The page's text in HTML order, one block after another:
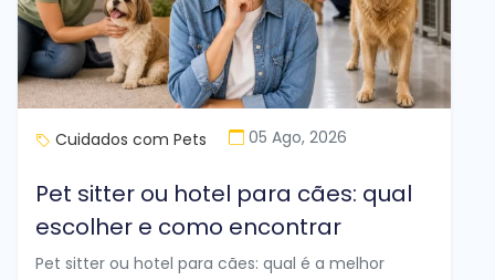
Cuidados com Pets 05 Ago, 2026
Pet sitter ou hotel para cães: qual
escolher e como encontrar
Pet sitter ou hotel para cães: qual é a melhor